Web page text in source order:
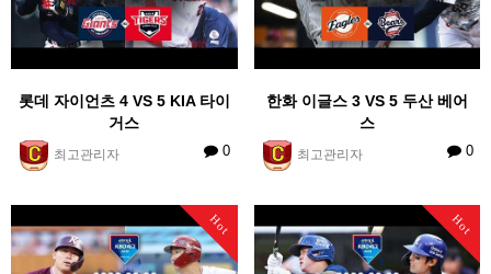
롯데 자이언츠 4 VS 5 KIA 타이
거스
최고관리자 0
한화 이글스 3 VS 5 두산 베어
스
최고관리자 0
Hot Hot